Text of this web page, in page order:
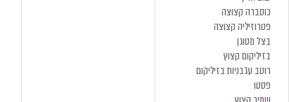
כוסברה קצוצה
פטרוזיליה קצוצה
בצל מטוגן
בזיליקום קצוץ
רוטב עגבניות בזיליקום
פסטו